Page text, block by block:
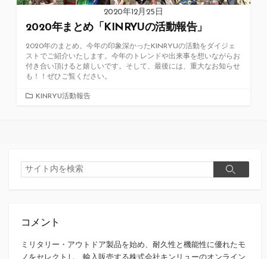
2020年12月25日
2020年まとめ「KINRYUの活動報告」
2020年のまとめ。今年の印象深かったKINRYUの活動をダイジェ
ストでご紹介いたします。今年のトレンドや出来事を想いながらお
付き合い頂けると嬉しいです。そして、最後には、重大なお知らせ
も！！ぜひご覧ください。
カ
KINRYU活動報告
検
索
検
コメント
ミリタリー・アウトドア製品を始め、耐久性と機能性に優れたモ
ノをセレクトし、輸入販売する株式会社キンリューのオンライン